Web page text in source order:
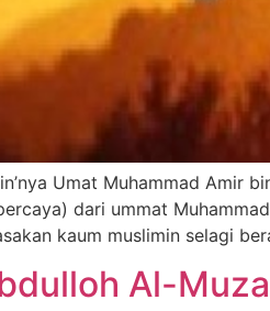
Umat Muhammad Amir
dari ummat
kaum muslimin selagi
Al-